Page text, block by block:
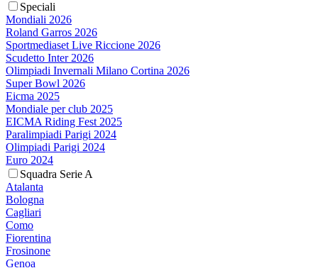
Speciali
Mondiali 2026
Roland Garros 2026
Sportmediaset Live Riccione 2026
Scudetto Inter 2026
Olimpiadi Invernali Milano Cortina 2026
Super Bowl 2026
Eicma 2025
Mondiale per club 2025
EICMA Riding Fest 2025
Paralimpiadi Parigi 2024
Olimpiadi Parigi 2024
Euro 2024
Squadra Serie A
Atalanta
Bologna
Cagliari
Como
Fiorentina
Frosinone
Genoa